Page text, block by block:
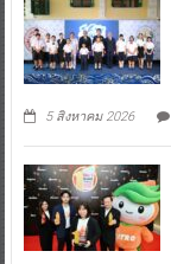
5 สิงหาคม 2026